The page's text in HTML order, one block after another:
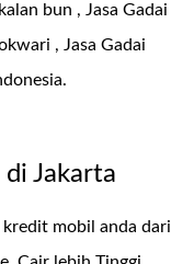
bun , Jasa Gadai
, Jasa Gadai
Jakarta
kredit mobil anda dari